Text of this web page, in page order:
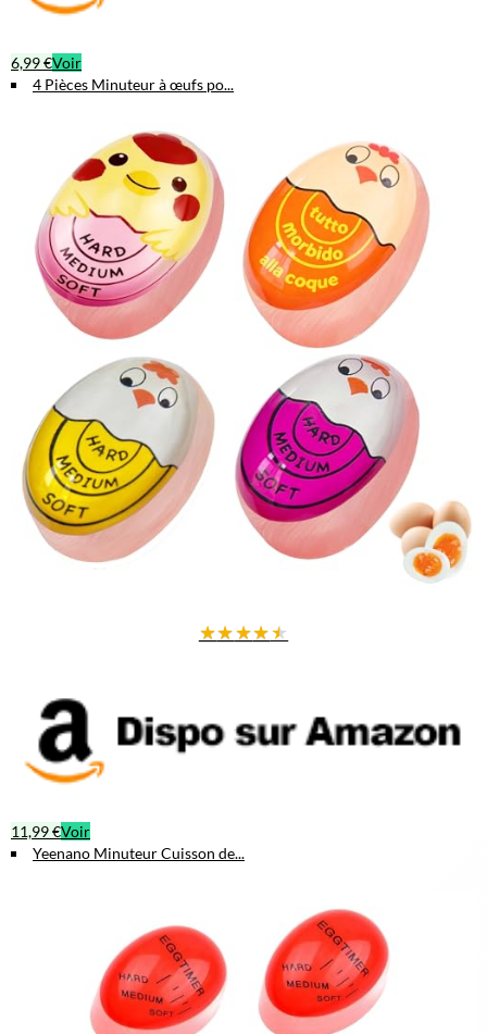
6,99 €Voir
4 Pièces Minuteur à œufs po...
★★★★★
11,99 €Voir
Yeenano Minuteur Cuisson de...